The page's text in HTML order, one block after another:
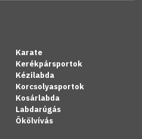
Karate
Kerékpársportok
Kézilabda
Korcsolyasportok
Kosárlabda
Labdarúgás
Ökölvívás